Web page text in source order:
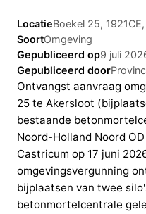
LocatieBoekel 25,
SoortOmgeving
Gepubliceerd op9 juli
Gepubliceerd door
Ontvangst aanvraag
25 te Akersloot
bestaande
Noord-Holland Noord
Castricum op 17 juni
omgevingsvergunning
bijplaatsen van twee
betonmortelcentrale